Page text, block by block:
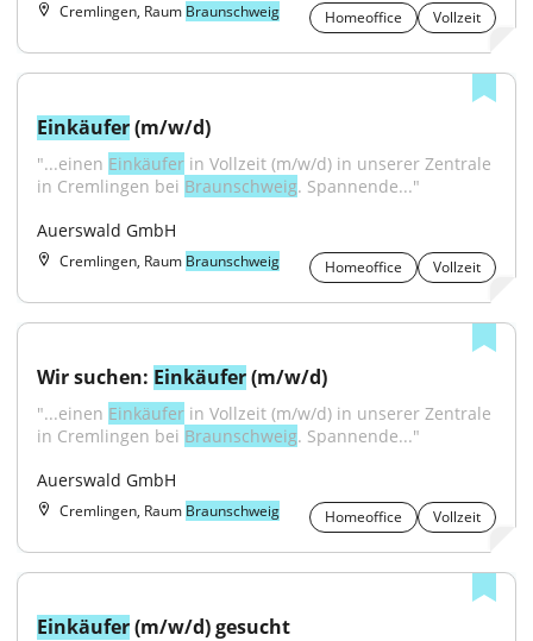
Cremlingen, Raum Braunschweig Homeoffice Vollzeit
Einkäufer (m/w/d)
"...einen Einkäufer in Vollzeit (m/w/d) in unserer Zentrale
in Cremlingen bei Braunschweig. Spannende..."
Auerswald GmbH
Cremlingen, Raum Braunschweig Homeoffice Vollzeit
Wir suchen: Einkäufer (m/w/d)
"...einen Einkäufer in Vollzeit (m/w/d) in unserer Zentrale
in Cremlingen bei Braunschweig. Spannende..."
Auerswald GmbH
Cremlingen, Raum Braunschweig Homeoffice Vollzeit
Einkäufer (m/w/d) gesucht